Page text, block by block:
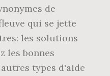
de
qui se jette
les solutions
les bonnes
types d'aide